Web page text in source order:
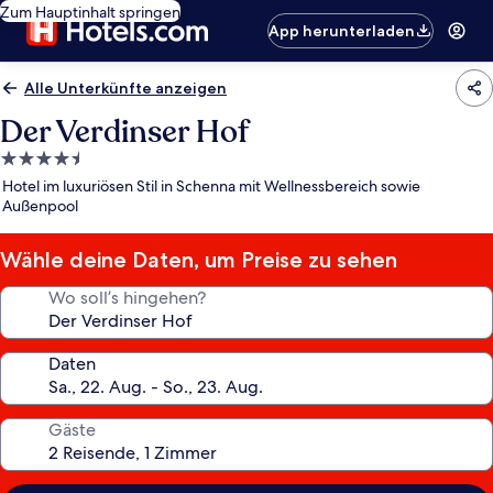
Zum Hauptinhalt springen
App herunterladen
Alle Unterkünfte anzeigen
Der Verdinser Hof
4.5-
Sterne-
Unterkunft
Hotel im luxuriösen Stil in Schenna mit Wellnessbereich sowie
Außenpool
Wähle deine Daten, um Preise zu sehen
Wo soll’s hingehen?
Daten
Gäste